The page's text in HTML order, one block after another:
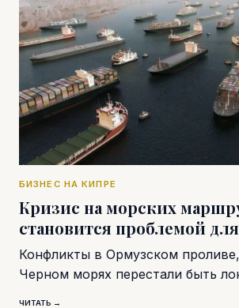
БИЗНЕС НА КИПРЕ
Кризис на морских
становится проблемой
Конфликты в Ормузском
Черном морях перестали быть
ЧИТАТЬ →